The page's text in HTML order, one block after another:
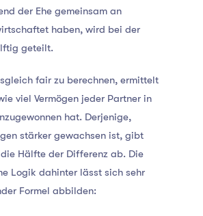
der Ehe gemeinsam an
haben, wird bei der
geteilt.
fair zu berechnen, ermittelt
viel Vermögen jeder Partner in
hat. Derjenige,
stärker gewachsen ist, gibt
Hälfte der Differenz ab. Die
Logik dahinter lässt sich sehr
Formel abbilden: